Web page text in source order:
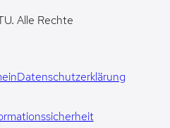
Alle Rechte
Datenschutzerklärung